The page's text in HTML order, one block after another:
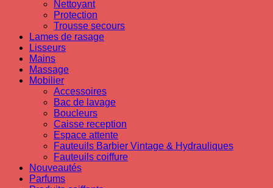
Nettoyant
Protection
Trousse secours
Lames de rasage
Lisseurs
Mains
Massage
Mobilier
Accessoires
Bac de lavage
Boucleurs
Caisse reception
Espace attente
Fauteuils Barbier Vintage & Hydrauliques
Fauteuils coiffure
Nouveautés
Parfums